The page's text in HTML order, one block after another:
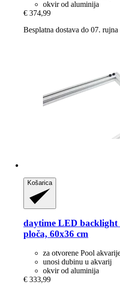
okvir od aluminija
€ 374,99
Besplatna dostava do 07. rujna
Košarica
daytime LED backlight
ploča, 60x36 cm
za otvorene Pool
unosi dubinu u akvarij
okvir od aluminija
€ 333,99